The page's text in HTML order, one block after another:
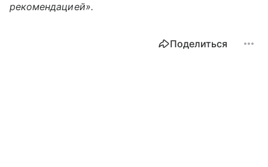
рекомендацией».
Поделиться